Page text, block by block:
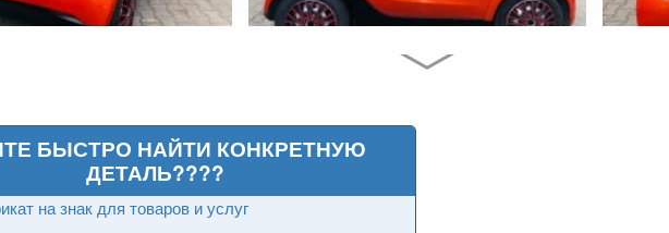
БЫСТРО НАЙТИ КОНКРЕТНУЮ
ДЕТАЛЬ????
на знак для товаров и услуг